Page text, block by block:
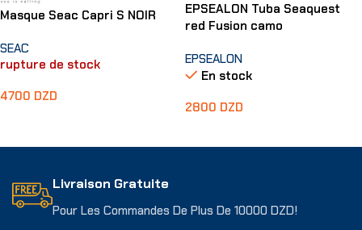
Masque Seac Capri S NOIR
SEAC
rupture de stock
4700 DZD
EPSEALON Tuba Seaquest
red Fusion camo
EPSEALON
En stock
2800 DZD
Livraison Gratuite
Pour Les Commandes De Plus De 10000 DZD!